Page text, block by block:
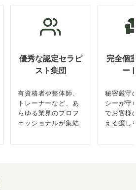
優秀な認定セラピ
スト集団
有資格者や整体師、
トレーナーなど、あ
らゆる業界のプロフ
ェッショナルが集結
完全個
ー
秘密厳守
シーが守
でお客様
える癒し